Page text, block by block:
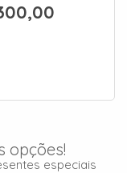
opções!
especiais